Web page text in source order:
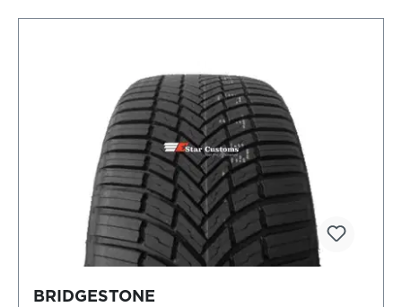
BRIDGESTONE